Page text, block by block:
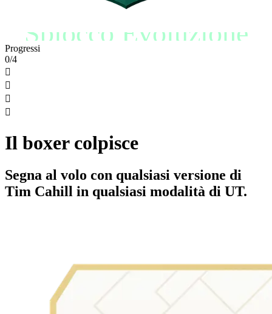
Sblocco Evoluzione
Progressi
0/4




Il boxer colpisce
Segna al volo con qualsiasi versione di
Tim Cahill in qualsiasi modalità di UT.